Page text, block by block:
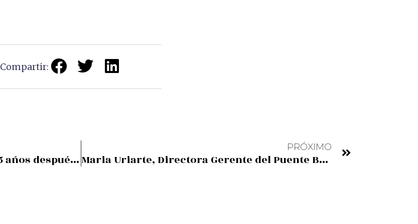
Compartir:
El Puente Colgante simboliza, 125 años después, la cohesión de la sociedad vasca
PRÓXIMO
Maria Uriarte, Directora Gerente del Puente Bizkaia